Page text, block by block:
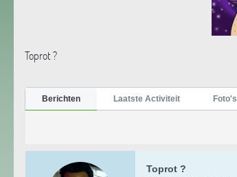
Toprot ?
Berichten Laatste Activiteit Foto's
Toprot ?